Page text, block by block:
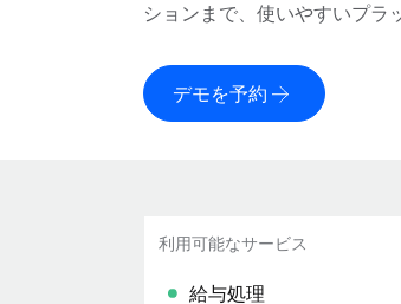
ションまで、使いやすいプラ
デモを予約
利用可能なサービス
給与処理